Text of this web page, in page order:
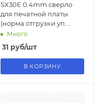
SX30E 0.4mm сверло
для печатной платы
(норма отгрузки уп.
10шт.)
Много
31руб/шт
В КОРЗИНУ